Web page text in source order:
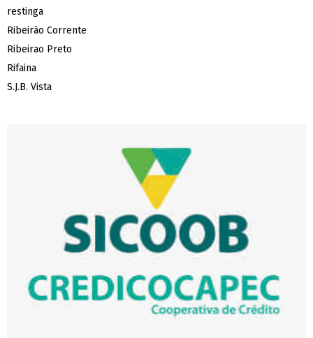
restinga
Ribeirão Corrente
Ribeirao Preto
Rifaina
S.J.B. Vista